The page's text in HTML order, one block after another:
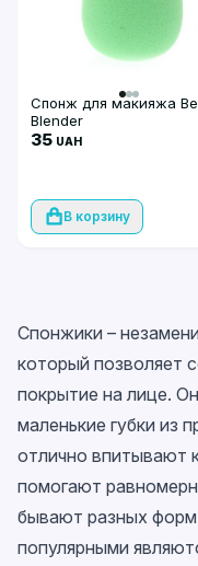
Спонж для макияжа
Blender
35 UAH
В корзину
Спонжики –
который позволяет
покрытие на лице.
маленькие губки из
отлично впитывают
помогают
бывают разных
популярными